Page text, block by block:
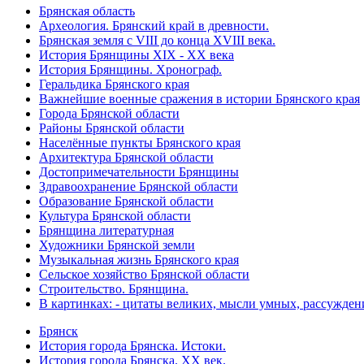
Брянская область
Археология. Брянский край в древности.
Брянская земля с VIII до конца XVIII века.
История Брянщины XIX - XX века
История Брянщины. Хронограф.
Геральдика Брянского края
Важнейшие военные сражения в истории Брянского края
Города Брянской области
Районы Брянской области
Населённые пункты Брянского края
Архитектура Брянской области
Достопримечательности Брянщины
Здравоохранение Брянской области
Образование Брянской области
Культура Брянской области
Брянщина литературная
Художники Брянской земли
Музыкальная жизнь Брянского края
Сельское хозяйство Брянской области
Строительство. Брянщина.
В картинках: - цитаты великих, мысли умных,
Брянск
История города Брянска. Истоки.
История города Брянска. XX век.